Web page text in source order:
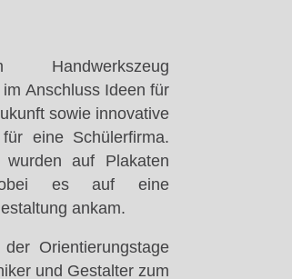
Anschluss Ideen für
sowie innovative
eine Schülerfirma.
wurden auf Plakaten
es auf eine
ankam.
Orientierungstage
und Gestalter zum